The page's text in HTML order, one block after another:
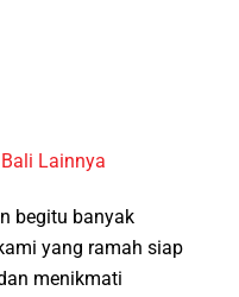
Lainnya
begitu banyak
yang ramah siap
menikmati